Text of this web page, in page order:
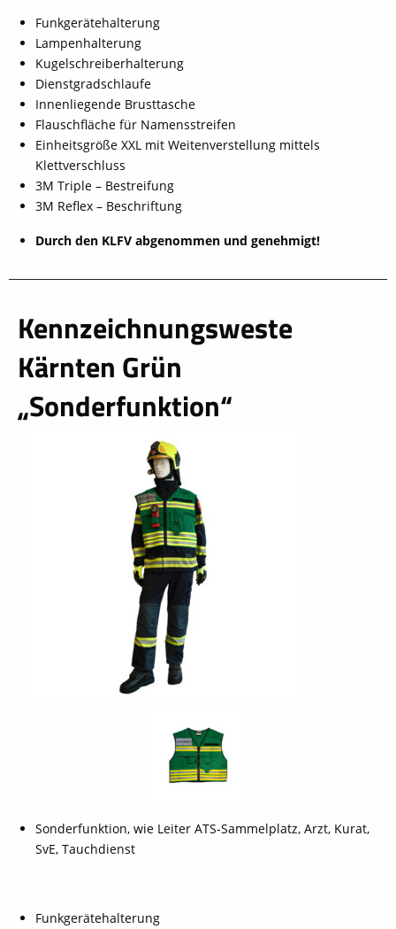
Funkgerätehalterung
Lampenhalterung
Kugelschreiberhalterung
Dienstgradschlaufe
Innenliegende Brusttasche
Flauschfläche für Namensstreifen
Einheitsgröße XXL mit Weitenverstellung mittels
Klettverschluss
3M Triple – Bestreifung
3M Reflex – Beschriftung
Durch den KLFV abgenommen und genehmigt!
schließen
Kennzeichnungsweste
Kärnten Grün
„Sonderfunktion“
Sonderfunktion, wie Leiter ATS-Sammelplatz, Arzt, Kurat,
SvE, Tauchdienst
Funkgerätehalterung